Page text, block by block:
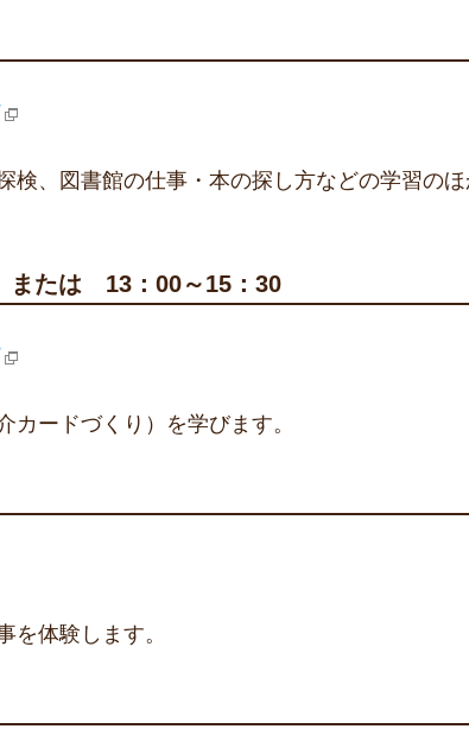
検、図書館の仕事・本の探し方などの学習の
または 13：00～15：30
カードづくり）を学びます。
を体験します。